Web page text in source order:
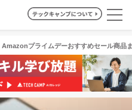
Amazonプライムデーおすすめセール商品